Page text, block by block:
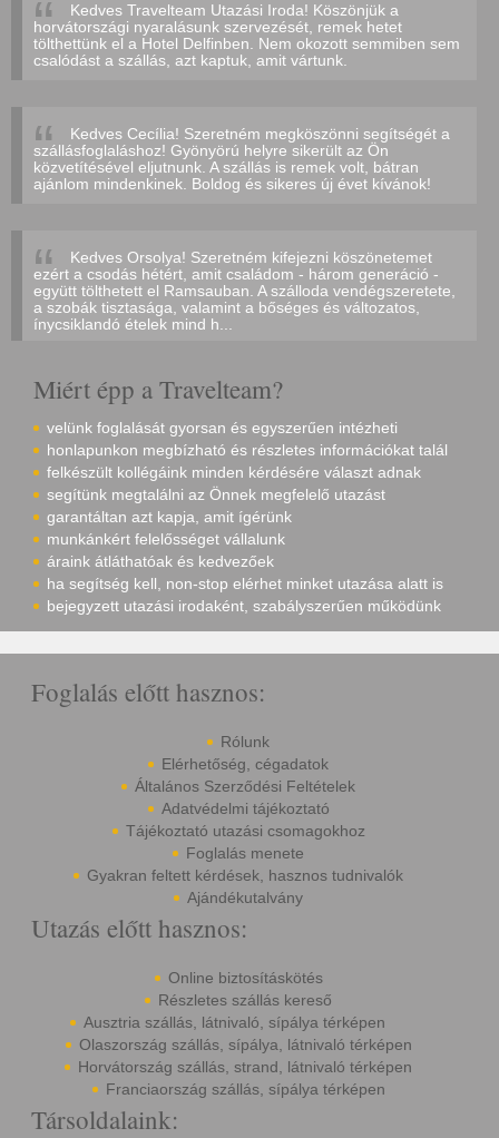
Kedves Travelteam Utazási Iroda! Köszönjük a
horvátországi nyaralásunk szervezését, remek hetet
tölthettünk el a Hotel Delfinben. Nem okozott semmiben sem
csalódást a szállás, azt kaptuk, amit vártunk.
Kedves Cecília! Szeretném megköszönni segítségét a
szállásfoglaláshoz! Gyönyörú helyre sikerült az Ön
közvetítésével eljutnunk. A szállás is remek volt, bátran
ajánlom mindenkinek. Boldog és sikeres új évet kívánok!
Kedves Orsolya! Szeretném kifejezni köszönetemet
ezért a csodás hétért, amit családom - három generáció -
együtt tölthetett el Ramsauban. A szálloda vendégszeretete,
a szobák tisztasága, valamint a bőséges és változatos,
ínycsiklandó ételek mind h...
Miért épp a Travelteam?
velünk foglalását gyorsan és egyszerűen intézheti
honlapunkon megbízható és részletes információkat talál
felkészült kollégáink minden kérdésére választ adnak
segítünk megtalálni az Önnek megfelelő utazást
garantáltan azt kapja, amit ígérünk
munkánkért felelősséget vállalunk
áraink átláthatóak és kedvezőek
ha segítség kell, non-stop elérhet minket utazása alatt is
bejegyzett utazási irodaként, szabályszerűen működünk
Foglalás előtt hasznos:
Rólunk
Elérhetőség, cégadatok
Általános Szerződési Feltételek
Adatvédelmi tájékoztató
Tájékoztató utazási csomagokhoz
Foglalás menete
Gyakran feltett kérdések, hasznos tudnivalók
Ajándékutalvány
Utazás előtt hasznos:
Online biztosításkötés
Részletes szállás kereső
Ausztria szállás, látnivaló, sípálya térképen
Olaszország szállás, sípálya, látnivaló térképen
Horvátország szállás, strand, látnivaló térképen
Franciaország szállás, sípálya térképen
Társoldalaink: